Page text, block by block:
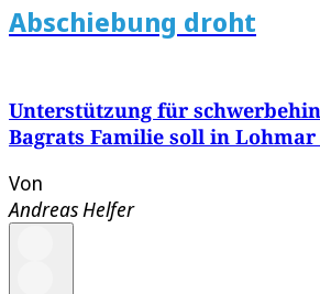
Abschiebung droht
Unterstützung für
Bagrats Familie soll in
Von
Andreas Helfer